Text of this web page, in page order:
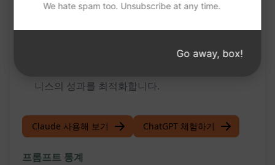
특정 키워드와 관련된 내용을 강조함으로써 검색
엔진 순위를 높이고 유기적인 트래픽을 유치합니
니스의 성과를 최적화합니다.
Claude 사용해 보기 ChatGPT 체험하기
프롬프트 통계
We hate spam too. Unsubscribe at any time.
Go away, box!